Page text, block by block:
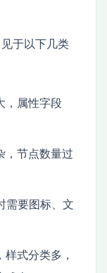
于以下几类
，属性字段
，节点数量过
需要图标、文
样式分类多，